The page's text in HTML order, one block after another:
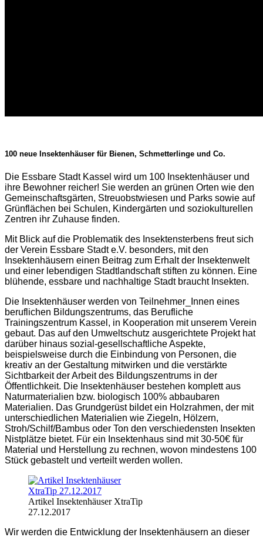
100 neue Insektenhäuser für Bienen, Schmetterlinge und Co.
Die Essbare Stadt Kassel wird um 100 Insektenhäuser und
ihre Bewohner reicher! Sie werden an grünen Orten wie den
Gemeinschaftsgärten, Streuobstwiesen und Parks sowie auf
Grünflächen bei Schulen, Kindergärten und soziokulturellen
Zentren ihr Zuhause finden.
Mit Blick auf die Problematik des Insektensterbens freut sich
der Verein Essbare Stadt e.V. besonders, mit den
Insektenhäusern einen Beitrag zum Erhalt der Insektenwelt
und einer lebendigen Stadtlandschaft stiften zu können. Eine
blühende, essbare und nachhaltige Stadt braucht Insekten.
Die Insektenhäuser werden von Teilnehmer_Innen eines
beruflichen Bildungszentrums, das Berufliche
Trainingszentrum Kassel, in Kooperation mit unserem Verein
gebaut. Das auf den Umweltschutz ausgerichtete Projekt hat
darüber hinaus sozial-gesellschaftliche Aspekte,
beispielsweise durch die Einbindung von Personen, die
kreativ an der Gestaltung mitwirken und die verstärkte
Sichtbarkeit der Arbeit des Bildungszentrums in der
Öffentlichkeit. Die Insektenhäuser bestehen komplett aus
Naturmaterialien bzw. biologisch 100% abbaubaren
Materialien. Das Grundgerüst bildet ein Holzrahmen, der mit
unterschiedlichen Materialien wie Ziegeln, Hölzern,
Stroh/Schilf/Bambus oder Ton den verschiedensten Insekten
Nistplätze bietet. Für ein Insektenhaus sind mit 30-50€ für
Material und Herstellung zu rechnen, wovon mindestens 100
Stück gebastelt und verteilt werden wollen.
Artikel Insektenhäuser XtraTip
27.12.2017
Wir werden die Entwicklung der Insektenhäusern an dieser